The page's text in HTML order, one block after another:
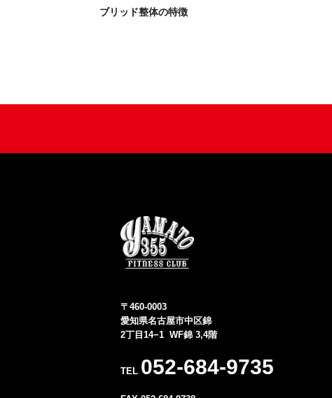
ブリッド整体の特徴
〒460-0003
愛知県名古屋市中区錦
2丁目14−1 WF錦 3,4階
TEL 052-684-9735